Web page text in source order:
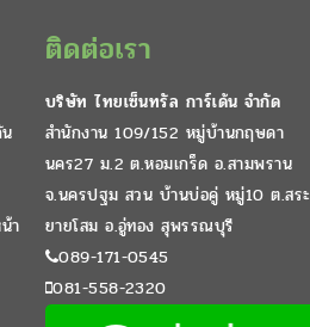
า
ติดต่อเรา
บริษัท ไทยเซ็นทรัล การ์เด้น จำกัด
สำนักงาน 109/152 หมู่บ้านกฤษดา
นคร27 ม.2 ต.หอมเกร็ด อ.สามพราน
จ.นครปฐม สวน บ้านบ่อคู่ หมู่10 ต.สระ
ยายโสม อ.อู่ทอง สุพรรณบุรี
089-171-0545
081-558-2320